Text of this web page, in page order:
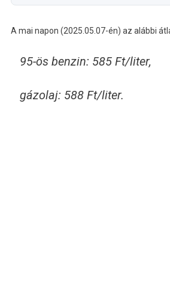
A mai napon (2025.05.07-én) az alábbi
95-ös benzin: 585 Ft/liter,
gázolaj: 588 Ft/liter.